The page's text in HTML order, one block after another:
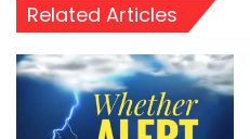
Related Articles